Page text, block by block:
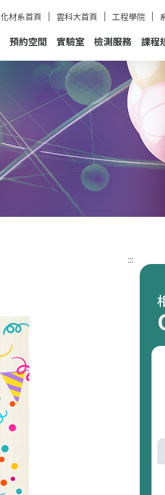
化材系首頁 雲科大首頁 工程學院
預約空間 實驗室 檢測服務 課程
:::